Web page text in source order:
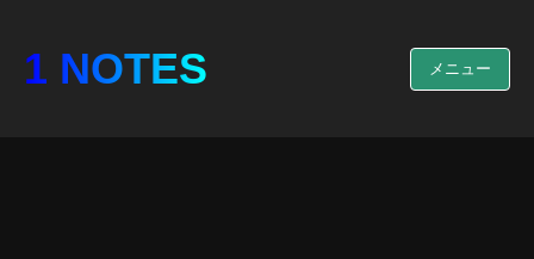
1 NOTES メニュー